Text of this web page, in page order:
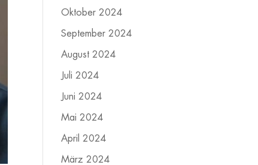
Oktober 2024
September 2024
August 2024
Juli 2024
Juni 2024
Mai 2024
April 2024
März 2024